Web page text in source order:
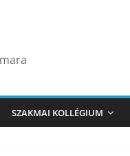
SZAKMAI KOLLÉGIUM